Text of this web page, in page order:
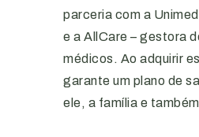
parceria com a
e a AllCare – gestora
médicos. Ao adquirir
garante um plano de
ele, a família e